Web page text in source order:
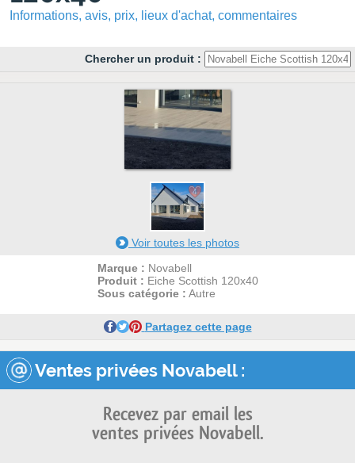
Informations, avis, prix, lieux d'achat, commentaires
Chercher un produit :
4
Voir toutes les photos
Marque : Novabell
Produit : Eiche Scottish 120x40
Sous catégorie : Autre
Partagez cette page
Ventes privées Novabell :
Recevez par email les
ventes privées Novabell.